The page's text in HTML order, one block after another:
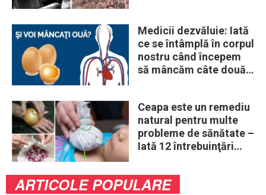
Medicii dezvăluie: Iată
ce se întâmplă în corpul
nostru când începem
să mâncăm câte două
Ceapa este un remediu
natural pentru multe
probleme de sănătate –
Iată 12 întrebuinţări
ARTICOLE POPULARE